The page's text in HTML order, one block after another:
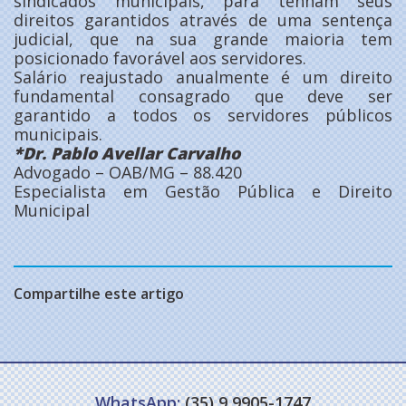
direitos garantidos através de uma sentença
judicial, que na sua grande maioria tem
posicionado favorável aos servidores.
Salário reajustado anualmente é um direito
fundamental consagrado que deve ser
garantido a todos os servidores públicos
municipais.
*Dr. Pablo Avellar Carvalho
Advogado – OAB/MG – 88.420
Especialista em Gestão Pública e Direito
Municipal
Compartilhe este artigo